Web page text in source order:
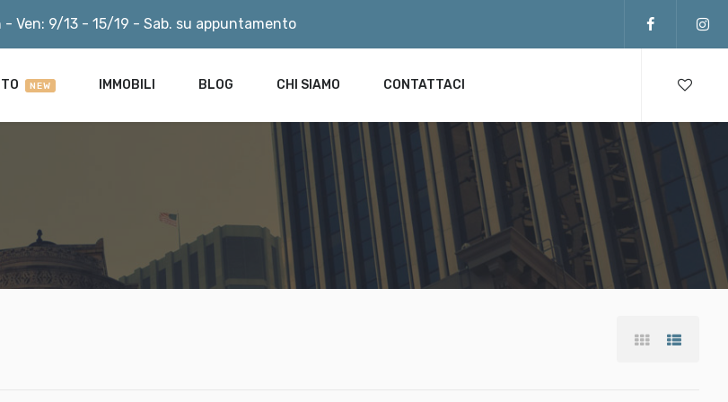
LOGIN
- Ven: 9/13 - 15/19 - Sab. su appuntamento
NEW IMMOBILI BLOG CHI SIAMO CONTATTACI